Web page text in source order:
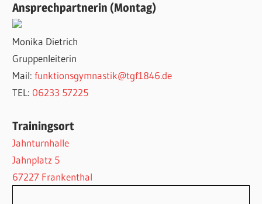
Ansprechpartnerin (Montag)
Monika Dietrich
Gruppenleiterin
Mail:funktionsgymnastik@tgf1846.de
TEL: 06233 57225
Trainingsort
Jahnturnhalle
Jahnplatz 5
67227 Frankenthal